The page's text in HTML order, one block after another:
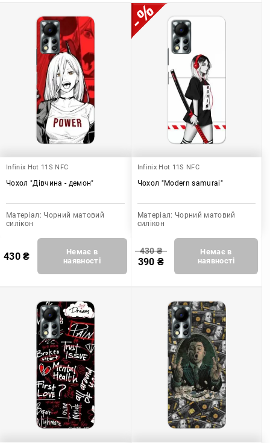
Infinix Hot 11S NFC
Чохол "Дівчина - демон"
Матеріал: Чорний матовий
силікон
430₴
Немає в
наявності
Infinix Hot 11S NFC
Чохол "Modern samurai"
Матеріал: Чорний матовий
силікон
430₴
390 ₴
Немає в
наявності